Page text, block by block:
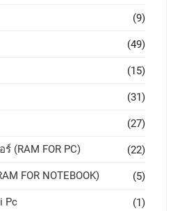
(9)
(49)
(15)
(31)
(27)
(RAM FOR PC) (22)
FOR NOTEBOOK) (5)
Pc (1)